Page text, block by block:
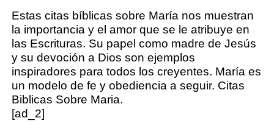
Estas citas bíblicas sobre María nos muestran
la importancia y el amor que se le atribuye en
las Escrituras. Su papel como madre de Jesús
y su devoción a Dios son ejemplos
inspiradores para todos los creyentes. María es
un modelo de fe y obediencia a seguir. Citas
Biblicas Sobre Maria.
[ad_2]